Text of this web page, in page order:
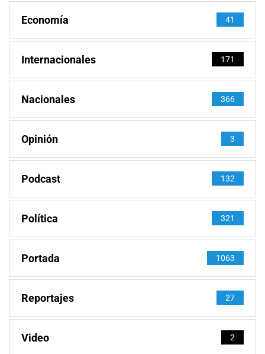
Economía 41
Internacionales 171
Nacionales 366
Opinión 3
Podcast 132
Política 321
Portada 1063
Reportajes 27
Video 2